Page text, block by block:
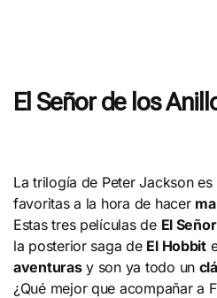
El Señor de los
La trilogía de Peter Jackson
favoritas a la hora de hacer
Estas tres películas de El
la posterior saga de El Hobbit
aventurasy son ya todo un
¿Qué mejor que acompañar a